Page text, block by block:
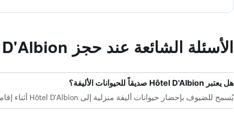
الأسئلة الشائعة عند حجز Hôtel D'Albion
هل يعتبر Hôtel D'Albion صديقاً للحيوانات الأليفة؟
يُسمح للضيوف بإحضار حيوانات أليفة منزلية إلى Hôtel D'Albion أثناء إقامتهم.